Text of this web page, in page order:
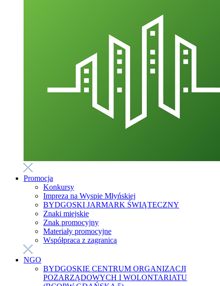
Promocja
Konkursy
Impreza na Wyspie Młyńskiej
BYDGOSKI JARMARK ŚWIĄTECZNY
Znaki miejskie
Znak promocyjny
Materiały promocyjne
Współpraca z zagranicą
NGO
BYDGOSKIE CENTRUM ORGANIZACJI
POZARZĄDOWYCH I WOLONTARIATU